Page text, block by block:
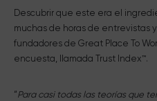
Descubrir que este era el
muchas de horas de entrevistas
fundadores de Great Place To
encuesta, llamada Trust Index™.
“Para casi todas las teorías que